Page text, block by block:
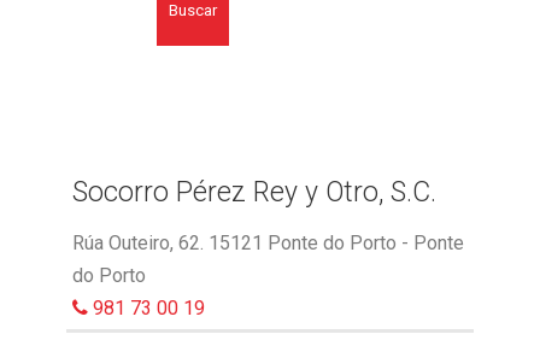
Buscar
Socorro Pérez Rey y Otro, S.C.
Rúa Outeiro, 62. 15121 Ponte do Porto - Ponte
do Porto
981 73 00 19